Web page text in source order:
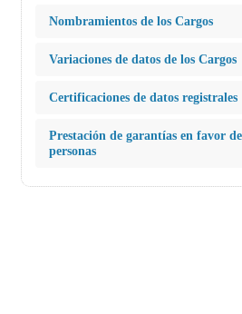
Nombramientos de los Cargos
Variaciones de datos de los Cargos
Certificaciones de datos registrales
Prestación de garantías en favor
personas